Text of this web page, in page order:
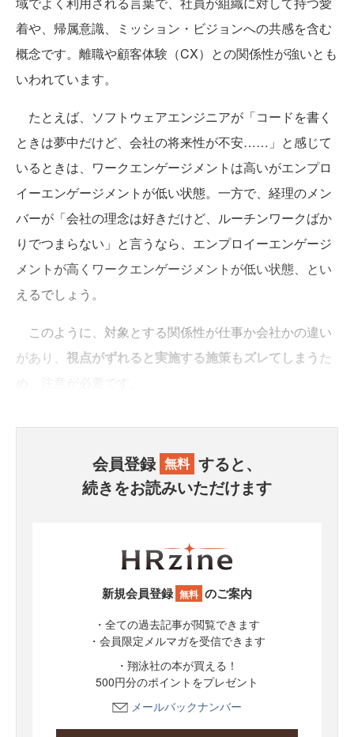
着や、帰属意識、ミッション・ビジョンへの共感を含む
概念です。離職や顧客体験（CX）との関係性が強いとも
いわれています。
たとえば、ソフトウェアエンジニアが「コードを書く
ときは夢中だけど、会社の将来性が不安……」と感じて
いるときは、ワークエンゲージメントは高いがエンプロ
イーエンゲージメントが低い状態。一方で、経理のメン
バーが「会社の理念は好きだけど、ルーチンワークばか
りでつまらない」と言うなら、エンプロイーエンゲージ
メントが高くワークエンゲージメントが低い状態、とい
えるでしょう。
このように、対象とする関係性が仕事か会社かの違い
があり、 視点がずれると実施する施策もズレてしまう た
会員登録 無料 すると、
続きをお読みいただけます
新規会員登録 無料 のご案内
・全ての過去記事が閲覧できます
・会員限定メルマガを受信できます
・翔泳社の本が買える！
500円分のポイントをプレゼント
メールバックナンバー